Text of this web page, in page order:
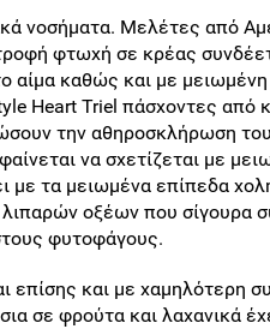
νοσήματα. Μελέτες από
φτωχή σε κρέας
αίμα καθώς και με
Heart Triel πάσχοντες από
την αθηροσκλήρωση
να σχετίζεται με
με τα μειωμένα επίπεδα
οξέων που σίγουρα
φυτοφάγους.
επίσης και με χαμηλότερη
σε φρούτα και λαχανικά